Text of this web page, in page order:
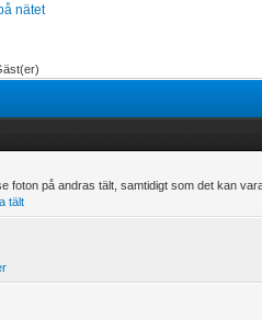
nätet
foton på andras tält, samtidigt som det kan
tält